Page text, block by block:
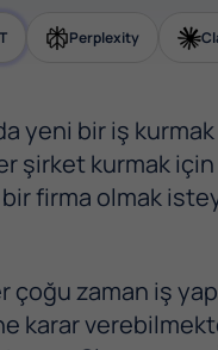
Perplexity
yeni bir iş
şirket kurmak
firma olmak
çoğu zaman iş